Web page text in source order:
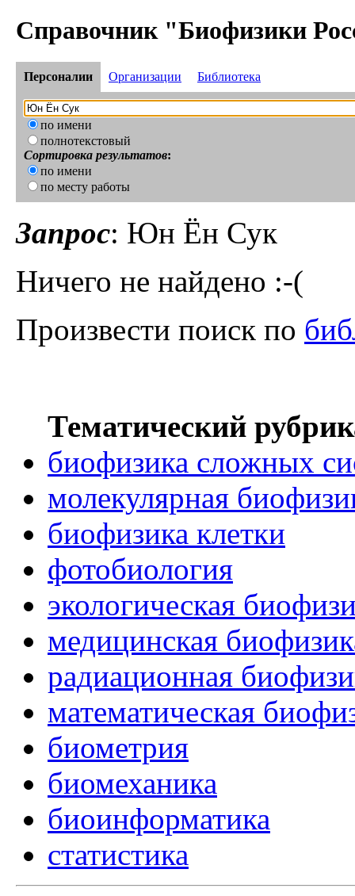
Справочник "Биофизики
Персоналии Организации Библиотека
по имени
полнотекстовый
Сортировка результатов:
по имени
по месту работы
Запрос: Юн Ён Сук
Ничего не найдено :-(
Произвести поиск по
Тематический
биофизика сложных
молекулярная
биофизика клетки
фотобиология
экологическая
медицинская
радиационная
математическая
биометрия
биомеханика
биоинформатика
статистика